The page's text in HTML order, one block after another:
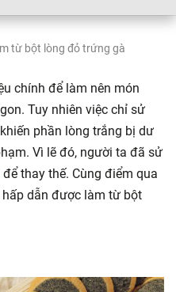
từ bột lòng đỏ trứng gà
chính để làm nên món
Tuy nhiên việc chỉ sử
phần lòng trắng bị dư
Vì lẽ đó, người ta đã sử
để thay thế. Cùng điểm qua
dẫn được làm từ bột